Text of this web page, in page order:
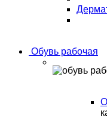
Обувь рабочая